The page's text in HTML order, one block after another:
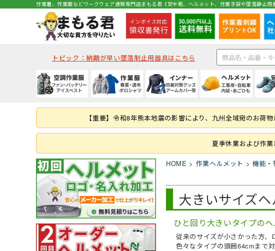
作業着、作業服などワークウェア通販専門店まもる君《安全靴、ヘルメット、作業手袋や墜落静止用
インボイス対応
領収書発行
トピック：納期が早い墜落制止用器具はこちら
種類から探す
つなぎ・サロペット
ファン・バッテリー等 ファンバッテリーセット
その他 用品
秋冬・通年作業服
(秋冬・通年) つなぎ
春夏作業服 (春夏) ジャケット
(春夏) つなぎ
ガーデンウェア
夏用インナー
(夏用) タイツ・スパッツ (ロング)
通年・防寒インナー (通年) アンダーウェア
(通年) タイツ・スパッツ (ロング)
(冬用) 防寒ソックス
種類から探す
MPタイプ (つばなし)
ヘルメット関連商品 耳紐・あご紐
帽章
クリーンルーム用品
種類から探す
ブーツ・半長靴・ロング
ルームシューズ（室内履き）
特徴・機能
耐油底
種類から探す
ヤッケ・かぶり
特徴・用途から探す
レジャー・アウトドア
墜落静止用器具
ハーネス型 (本体のみ)
胴ベルト型 (ランヤード・ロープ類)
安全保護具 保護メガネ
溶接面
マスク
軍手
化学繊維軍手
10ゲージ軍手 (薄手)
手袋
スムス手袋 (縫製手袋)
耐薬品・耐溶剤
特殊手袋
コックコート・エプロン等
胸当てエプロン
食品衛生白衣 白衣(セパレート)
衛生帽子(キャスケット型)
ヘアネット
【重要】令和8年熊本地震の影響により、九州全域宛のお
夏季休業および作
HOME 作業ヘルメット 機能・
大きいサイズヘ
ひと回り大きいタイプの
従来のサイズが小さかった方、
色々なタイプの頭囲64cmまで